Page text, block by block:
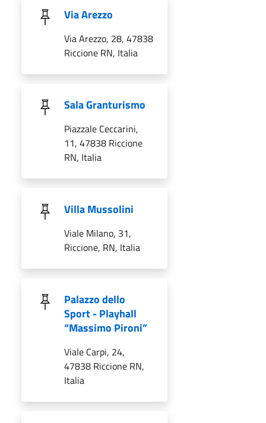
Via Arezzo
Via Arezzo, 28, 47838
Riccione RN, Italia
Sala Granturismo
Piazzale Ceccarini,
11, 47838 Riccione
RN, Italia
Villa Mussolini
Viale Milano, 31,
Riccione, RN, Italia
Palazzo dello
Sport - Playhall
“Massimo Pironi”
Viale Carpi, 24,
47838 Riccione RN,
Italia